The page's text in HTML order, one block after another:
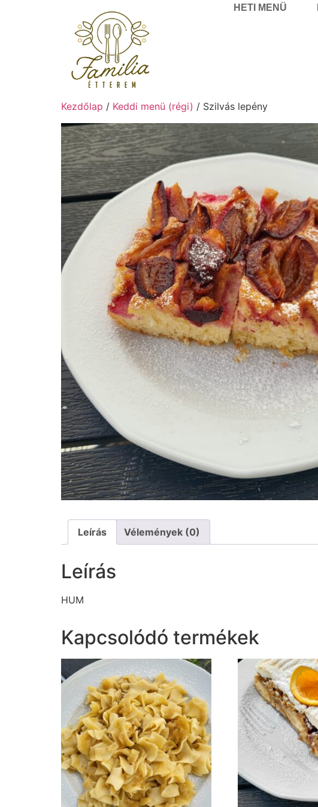
HETI MENÜ
Kezdőlap / Keddi menü (régi) / Szilvás lepény
Leírás Vélemények (0)
Leírás
HUM
Kapcsolódó termékek